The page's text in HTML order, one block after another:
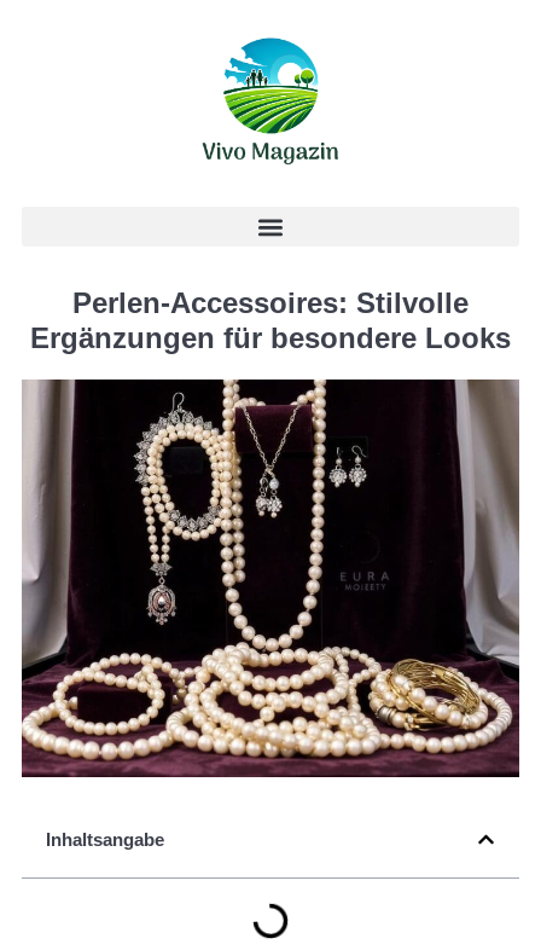
Perlen-Accessoires: Stilvolle
Ergänzungen für besondere Looks
Inhaltsangabe